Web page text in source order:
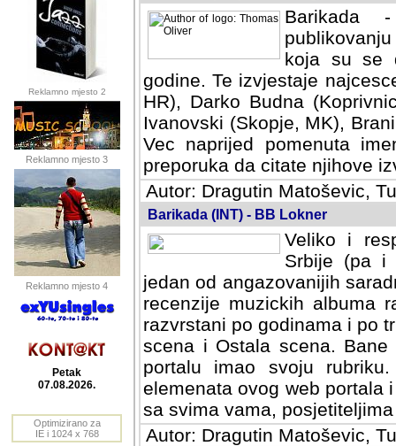
Reklamno mjesto 2
Reklamno mjesto 3
Reklamno mjesto 4
Petak
07.08.2026.
Optimizirano za
IE i 1024 x 768
Barikada
koja su se
godine. Te izvjestaje
HR), Darko Budna
Ivanovski (Skopje, MK),
Vec naprijed pomenuta
preporuka da citate njihove
Autor: Dragutin Matoševic,
Barikada (INT) - BB Lokner
Veliko i
Srbije (pa i
jedan od angazovanijih
recenzije muzickih albuma
razvrstani po godinama i po
scena i Ostala scena.
portalu imao svoju
elemenata ovog web portala
sa svima vama,
Autor: Dragutin Matoševic,